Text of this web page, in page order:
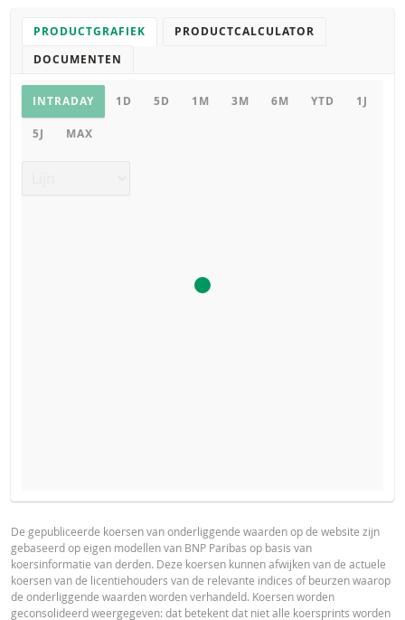
PRODUCTGRAFIEK
PRODUCTCALCULATOR
DOCUMENTEN
Productgrafiek
INTRADAY 1D 5D 1M 3M 6M YTD 1J
5J MAX
De calculator voor dit product is uitgeschakeld, omdat het
stop-loss niveau van dit product bereikt is.
PROSPECTUS
Prospectus (NL) URL
PRODUCT PROJECTIONS
Some helper text for the product price projections, financial
advised
UNDERLYING PRICE PRICE PROJECTION
De gepubliceerde koersen van onderliggende waarden op de website zijn
gebaseerd op eigen modellen van BNP Paribas op basis van
koersinformatie van derden. Deze koersen kunnen afwijken van de actuele
koersen van de licentiehouders van de relevante indices of beurzen waarop
de onderliggende waarden worden verhandeld. Koersen worden
geconsolideerd weergegeven: dat betekent dat niet alle koersprints worden